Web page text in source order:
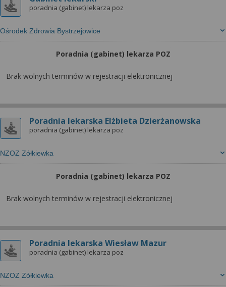
poradnia (gabinet) lekarza poz
Ośrodek Zdrowia Bystrzejowice
Poradnia (gabinet) lekarza POZ
Brak wolnych terminów w rejestracji elektronicznej
Poradnia lekarska Elżbieta Dzierżanowska
poradnia (gabinet) lekarza poz
NZOZ Zółkiewka
Poradnia (gabinet) lekarza POZ
Brak wolnych terminów w rejestracji elektronicznej
Poradnia lekarska Wiesław Mazur
poradnia (gabinet) lekarza poz
NZOZ Zółkiewka